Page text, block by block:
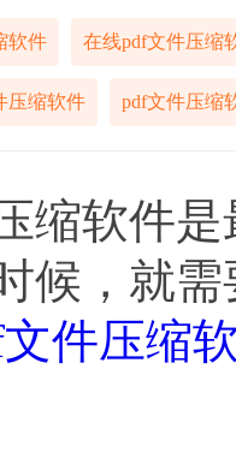
软件 在线pdf文件压缩
压缩软件 pdf文件压缩
软件是最
候，就
件压缩